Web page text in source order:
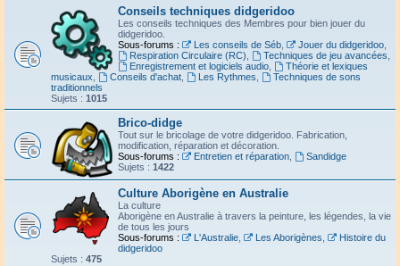
Conseils techniques didgeridoo
Les conseils techniques des Membres pour bien jouer du
didgeridoo.
Sous-forums :
Les conseils de Séb, Jouer du didgeridoo,
Respiration Circulaire (RC)
Techniques de jeu avancées
Enregistrement et logiciels audio,
Théorie et lexiques
musicaux
Conseils d'achat, Les Rythmes
Techniques de sons
traditionnels
Sujets : 1015
Brico-didge
Tout sur le bricolage de votre didgeridoo. Fabrication,
modification, réparation et décoration.
Sous-forums :
Entretien et réparation,
Sandidge
Sujets : 1422
Culture Aborigène en Australie
La culture
Aborigène en Australie à travers la peinture, les légendes, la vie
de tous les jours
Sous-forums :
L'Australie, Les Aborigènes
Histoire du
didgeridoo
Sujets : 475